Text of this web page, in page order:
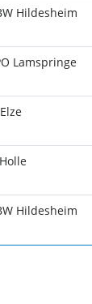
Hildesheim
Lamspringe
Hildesheim